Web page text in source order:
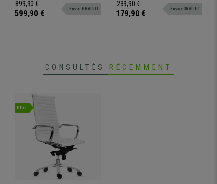
finitions parfaites, luxe et confort
au meilleur prix
899,90 €
599,90 € Envoi GRATUIT
moderne et un confort unique.
239,90 €
179,90 € Envoi GRATUIT
CONSULTÉS RÉCEMMENT
Offre